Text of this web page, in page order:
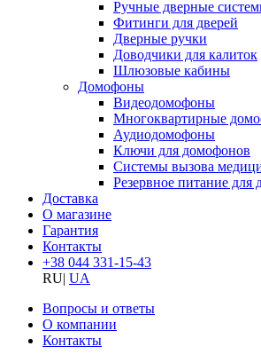
Ручные дверные
Фитинги для дверей
Дверные ручки
Доводчики для калиток
Шлюзовые кабины
Домофоны
Видеодомофоны
Многоквартирные
Аудиодомофоны
Ключи для домофонов
Системы вызова
Резервное питание для
Доставка
О магазине
Гарантия
Контакты
+38 044 331-15-43
RU| UA
Вопросы и ответы
О компании
Контакты